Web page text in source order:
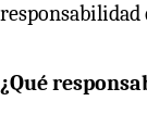
¿Qué